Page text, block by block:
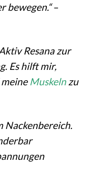
bewegen.“–
Resana zur
Es hilft mir,
Muskelnzu
Nackenbereich.